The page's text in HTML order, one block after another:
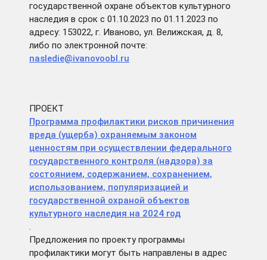
государственной охране объектов культурного
наследия в срок с 01.10.2023 по 01.11.2023 по
адресу: 153022, г. Иваново, ул. Велижская, д. 8,
либо по электронной почте:
nasledie@ivanovoobl.ru
ПРОЕКТ
Программа профилактики рисков причинения
вреда (ущерба) охраняемым законом
ценностям при осуществлении федерального
государственного контроля (надзора) за
состоянием, содержанием, сохранением,
использованием, популяризацией и
государственной охраной объектов
культурного наследия на 2024 год
.
Предложения по проекту программы
профилактики могут быть направлены в адрес